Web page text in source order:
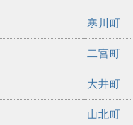
寒川町
二宮町
大井町
山北町